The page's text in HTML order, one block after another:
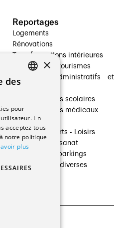
Reportages
Logements
Rénovations
Transformations intérieures
Hôtelleries et tourismes
Bâtiments administratifs et
Établissements scolaires
Établissements médicaux
Villas
Cultures - Sports - Loisirs
Industrie - Artisanat
Transports et parkings
Constructions diverses
×
des
pour
En
acceptez tous
notre politique
plus